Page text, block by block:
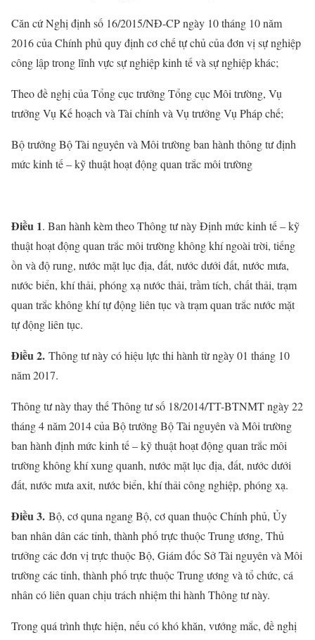
Căn cứ Nghị định số 16/2015/NĐ-CP ngày 10 tháng 10 năm
2016 của Chính phủ quy định cơ chế tự chủ của đơn vị sự nghiệp
công lập trong lĩnh vực sự nghiệp kinh tế và sự nghiệp khác;
Theo đề nghị của Tổng cục trưởng Tổng cục Môi trường, Vụ
trưởng Vụ Kế hoạch và Tài chính và Vụ trưởng Vụ Pháp chế;
Bộ trưởng Bộ Tài nguyên và Môi trường ban hành thông tư định
mức kinh tế – kỹ thuật hoạt động quan trắc môi trường
Điều 1. Ban hành kèm theo Thông tư này Định mức kinh tế – kỹ
thuật hoạt động quan trắc môi trường không khí ngoài trời, tiếng
ồn và độ rung, nước mặt lục địa, đất, nước dưới đất, nước mưa,
nước biển, khí thải, phóng xạ nước thải, trầm tích, chất thải, trạm
quan trắc không khí tự động liên tục và trạm quan trắc nước mặt
tự động liên tục.
Điều 2. Thông tư này có hiệu lực thi hành từ ngày 01 tháng 10
năm 2017.
Thông tư này thay thế Thông tư số 18/2014/TT-BTNMT ngày 22
tháng 4 năm 2014 của Bộ trưởng Bộ Tài nguyên và Môi trường
ban hành định mức kinh tế – kỹ thuật hoạt động quan trắc môi
trường không khí xung quanh, nước mặt lục địa, đất, nước dưới
đất, nước mưa axit, nước biển, khí thải công nghiệp, phóng xạ.
Điều 3. Bộ, cơ quna ngang Bộ, cơ quan thuộc Chính phủ, Ủy
ban nhân dân các tỉnh, thành phố trực thuộc Trung ương, Thủ
trưởng các đơn vị trực thuộc Bộ, Giám đốc Sở Tài nguyên và Môi
trường các tỉnh, thành phố trực thuộc Trung ương và tổ chức, cá
nhân có liên quan chịu trách nhiệm thi hành Thông tư này.
Trong quá trình thực hiện, nếu có khó khăn, vướng mắc, đề nghị